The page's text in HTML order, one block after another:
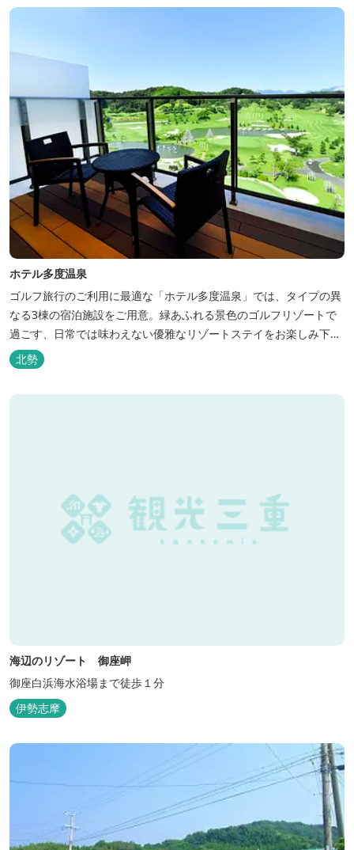
たキッズイベント、カナディアンカヌー、ペダルボート、ファンサ
ホテル多度温泉
ゴルフ旅行のご利用に最適な「ホテル多度温泉」では、タイプの異
なる3棟の宿泊施設をご用意。緑あふれる景色のゴルフリゾートで
過ごす、日常では味わえない優雅なリゾートステイをお楽しみ下さ
い。
北勢
海辺のリゾート 御座岬
御座白浜海水浴場まで徒歩１分
伊勢志摩